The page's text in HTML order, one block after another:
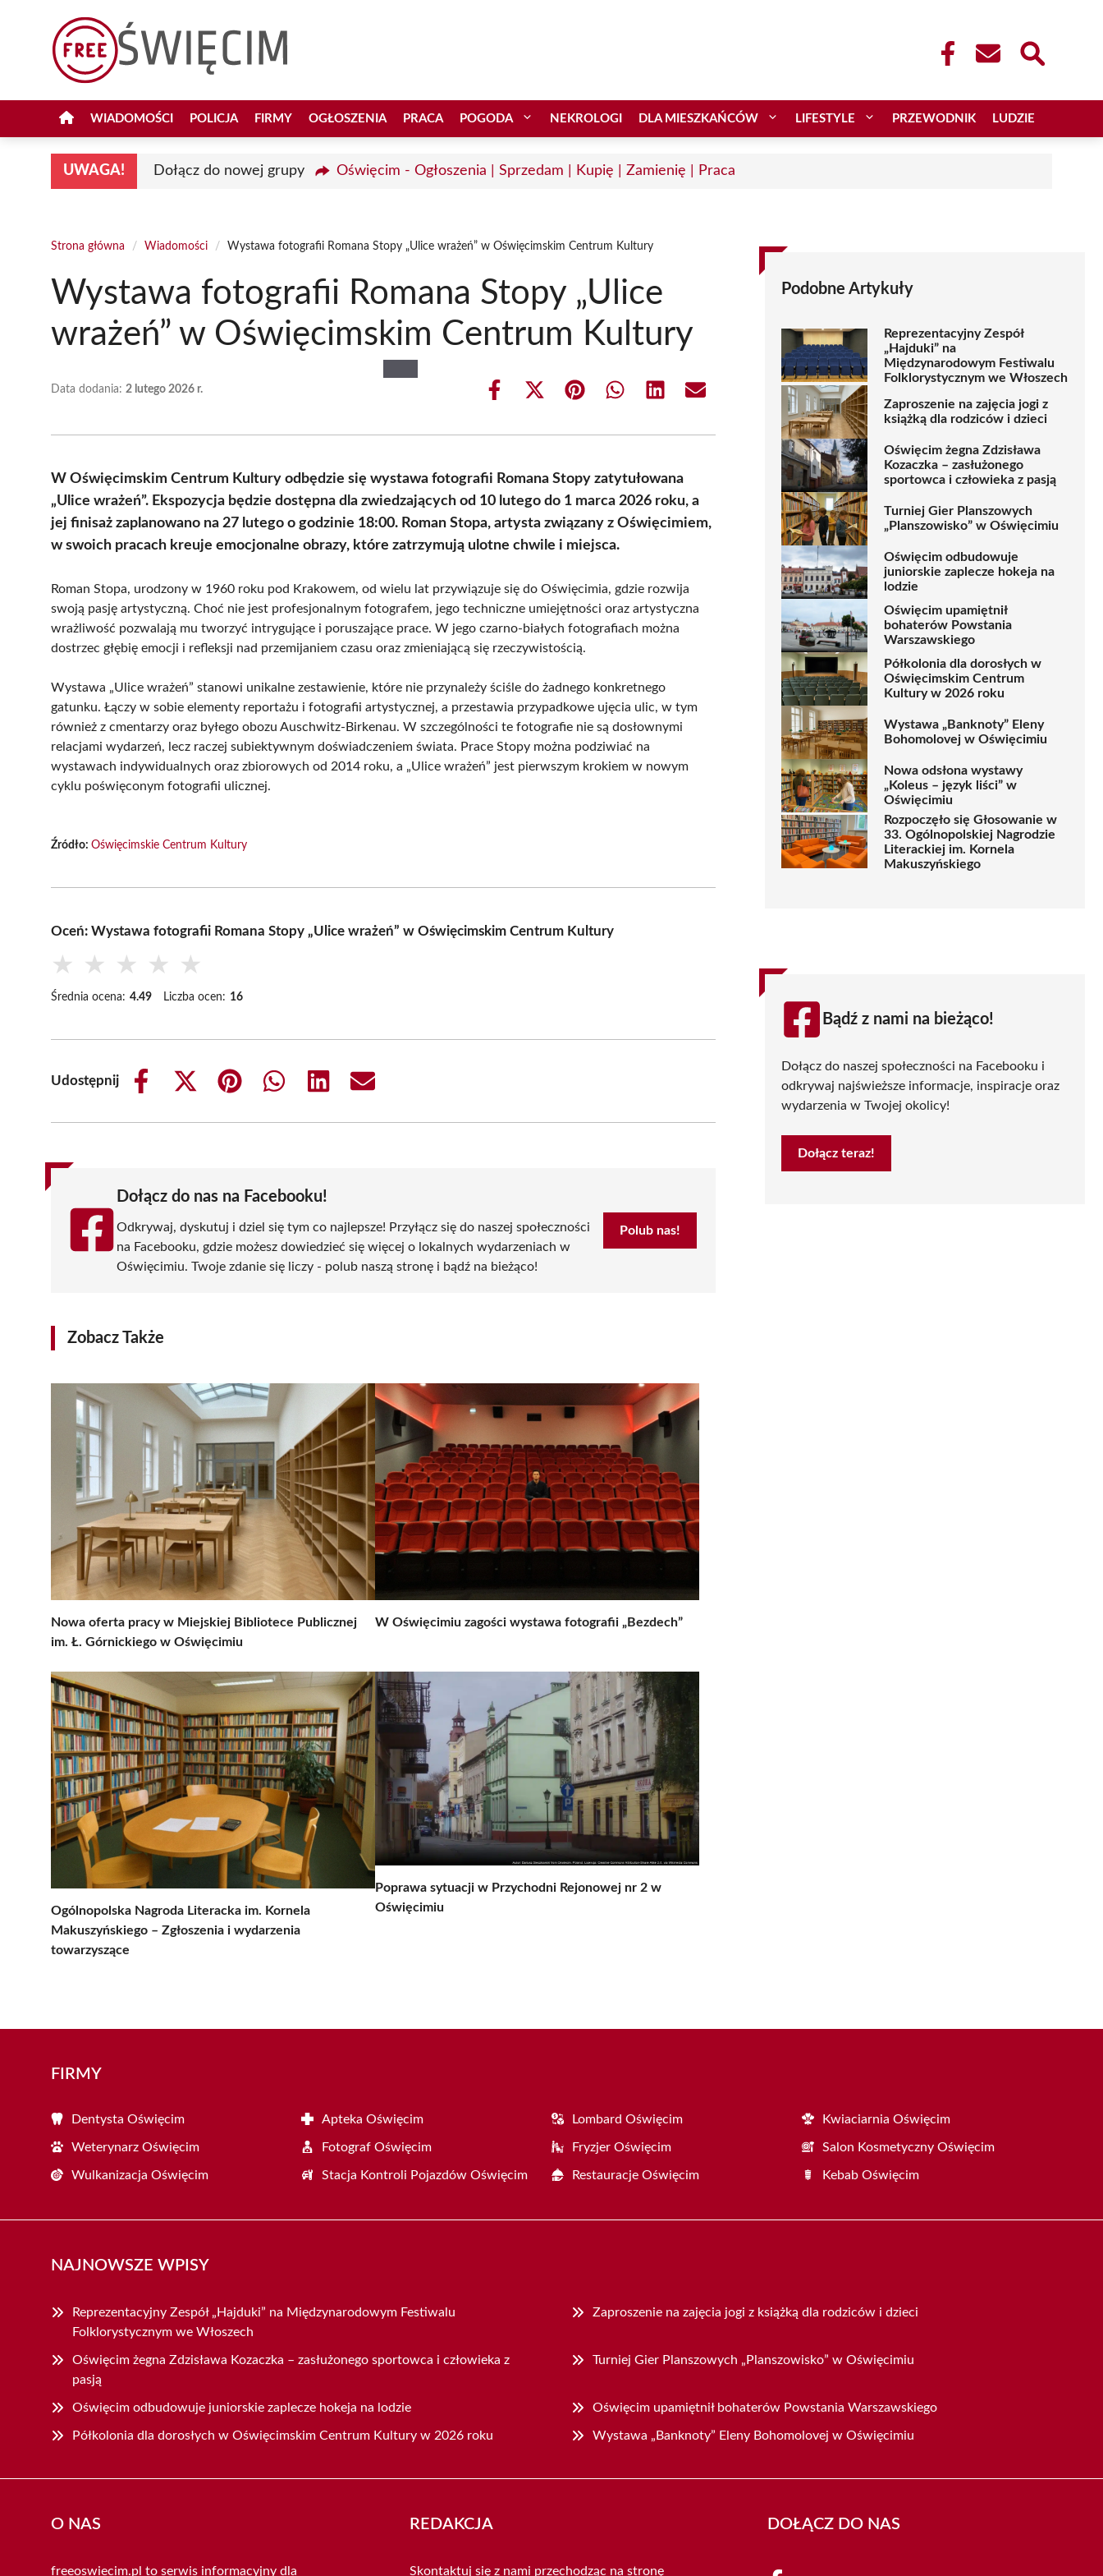
WIADOMOŚCI POLICJA FIRMY OGŁOSZENIA PRACA POGODA NEKROLOGI DLA MIESZKAŃCÓW LIFESTYLE PRZEWODNIK LUDZIE
UWAGA! Dołącz do nowej grupy Oświęcim - Ogłoszenia | Sprzedam | Kupię | Zamienię | Praca
Strona główna / Wiadomości / Wystawa fotografii Romana Stopy „Ulice wrażeń” w Oświęcimskim Centrum Kultury
Wystawa fotografii Romana Stopy „Ulice
wrażeń” w Oświęcimskim Centrum Kultury
Data dodania: 2 lutego 2026 r.
Share
Share
(Twitter)
Share Share Share Share
W Oświęcimskim Centrum Kultury odbędzie się wystawa fotografii Romana Stopy zatytułowana
„Ulice wrażeń”. Ekspozycja będzie dostępna dla zwiedzających od 10 lutego do 1 marca 2026 roku, a
jej finisaż zaplanowano na 27 lutego o godzinie 18:00. Roman Stopa, artysta związany z Oświęcimiem,
w swoich pracach kreuje emocjonalne obrazy, które zatrzymują ulotne chwile i miejsca.
Roman Stopa, urodzony w 1960 roku pod Krakowem, od wielu lat przywiązuje się do Oświęcimia, gdzie rozwija
swoją pasję artystyczną. Choć nie jest profesjonalnym fotografem, jego techniczne umiejętności oraz artystyczna
wrażliwość pozwalają mu tworzyć intrygujące i poruszające prace. W jego czarno-białych fotografiach można
dostrzec głębię emocji i refleksji nad przemijaniem czasu oraz zmieniającą się rzeczywistością.
Wystawa „Ulice wrażeń” stanowi unikalne zestawienie, które nie przynależy ściśle do żadnego konkretnego
gatunku. Łączy w sobie elementy reportażu i fotografii artystycznej, a przestawia przypadkowe ujęcia ulic, w tym
również z cmentarzy oraz byłego obozu Auschwitz-Birkenau. W szczególności te fotografie nie są dosłownymi
relacjami wydarzeń, lecz raczej subiektywnym doświadczeniem świata. Prace Stopy można podziwiać na
wystawach indywidualnych oraz zbiorowych od 2014 roku, a „Ulice wrażeń” jest pierwszym krokiem w nowym
cyklu poświęconym fotografii ulicznej.
Źródło: Oświęcimskie Centrum Kultury
Oceń: Wystawa fotografii Romana Stopy „Ulice wrażeń” w Oświęcimskim Centrum Kultury
★ ★ ★ ★ ★
Średnia ocena: 4.49 Liczba ocen: 16
Udostępnij
Share
Share
(Twitter)
Share
Share
Share
Share
Dołącz do nas na Facebooku!
Odkrywaj, dyskutuj i dziel się tym co najlepsze! Przyłącz się do naszej społeczności
na Facebooku, gdzie możesz dowiedzieć się więcej o lokalnych wydarzeniach w
Oświęcimiu. Twoje zdanie się liczy - polub naszą stronę i bądź na bieżąco!
Polub nas!
Zobacz Także
Nowa oferta pracy w Miejskiej Bibliotece Publicznej
im. Ł. Górnickiego w Oświęcimiu
W Oświęcimiu zagości wystawa fotografii „Bezdech”
Ogólnopolska Nagroda Literacka im. Kornela
Makuszyńskiego – Zgłoszenia i wydarzenia
towarzyszące
Poprawa sytuacji w Przychodni Rejonowej nr 2 w
Oświęcimiu
Podobne Artykuły
Reprezentacyjny Zespół
„Hajduki” na
Międzynarodowym Festiwalu
Folklorystycznym we Włoszech
Zaproszenie na zajęcia jogi z
książką dla rodziców i dzieci
Oświęcim żegna Zdzisława
Kozaczka – zasłużonego
sportowca i człowieka z pasją
Turniej Gier Planszowych
„Planszowisko” w Oświęcimiu
Oświęcim odbudowuje
juniorskie zaplecze hokeja na
lodzie
Oświęcim upamiętnił
bohaterów Powstania
Warszawskiego
Półkolonia dla dorosłych w
Oświęcimskim Centrum
Kultury w 2026 roku
Wystawa „Banknoty” Eleny
Bohomolovej w Oświęcimiu
Nowa odsłona wystawy
„Koleus – język liści” w
Oświęcimiu
Rozpoczęło się Głosowanie w
33. Ogólnopolskiej Nagrodzie
Literackiej im. Kornela
Makuszyńskiego
Bądź z nami na bieżąco!
Dołącz do naszej społeczności na Facebooku i
odkrywaj najświeższe informacje, inspiracje oraz
wydarzenia w Twojej okolicy!
Dołącz teraz!
FIRMY
Dentysta Oświęcim Apteka Oświęcim Lombard Oświęcim Kwiaciarnia Oświęcim
Weterynarz Oświęcim Fotograf Oświęcim Fryzjer Oświęcim Salon Kosmetyczny Oświęcim
Wulkanizacja Oświęcim Stacja Kontroli Pojazdów Oświęcim Restauracje Oświęcim Kebab Oświęcim
NAJNOWSZE WPISY
Reprezentacyjny Zespół „Hajduki” na Międzynarodowym Festiwalu
Folklorystycznym we Włoszech
Zaproszenie na zajęcia jogi z książką dla rodziców i dzieci
Oświęcim żegna Zdzisława Kozaczka – zasłużonego sportowca i człowieka z
pasją
Turniej Gier Planszowych „Planszowisko” w Oświęcimiu
Oświęcim odbudowuje juniorskie zaplecze hokeja na lodzie Oświęcim upamiętnił bohaterów Powstania Warszawskiego
Półkolonia dla dorosłych w Oświęcimskim Centrum Kultury w 2026 roku Wystawa „Banknoty” Eleny Bohomolovej w Oświęcimiu
O NAS
freeoswiecim.pl to serwis informacyjny dla
REDAKCJA
Skontaktuj się z nami przechodząc na stronę
DOŁĄCZ DO NAS